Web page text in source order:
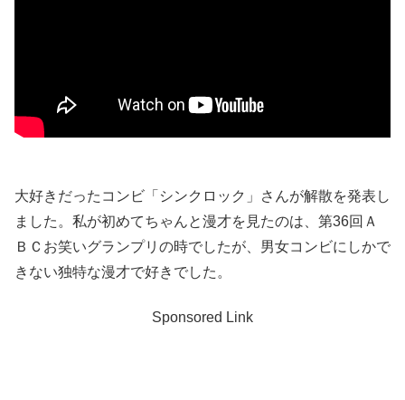
大好きだったコンビ「シンクロック」さんが解散を発表し
ました。私が初めてちゃんと漫才を見たのは、第36回Ａ
ＢＣお笑いグランプリの時でしたが、男女コンビにしかで
きない独特な漫才で好きでした。
Sponsored Link